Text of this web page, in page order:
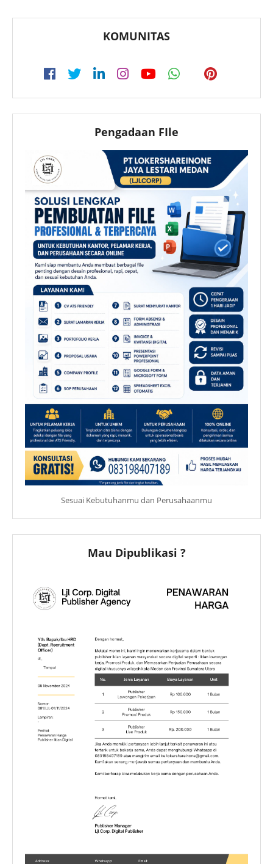
KOMUNITAS
Pengadaan FIle
Sesuai Kebutuhanmu dan Perusahaanmu
Mau Dipublikasi ?